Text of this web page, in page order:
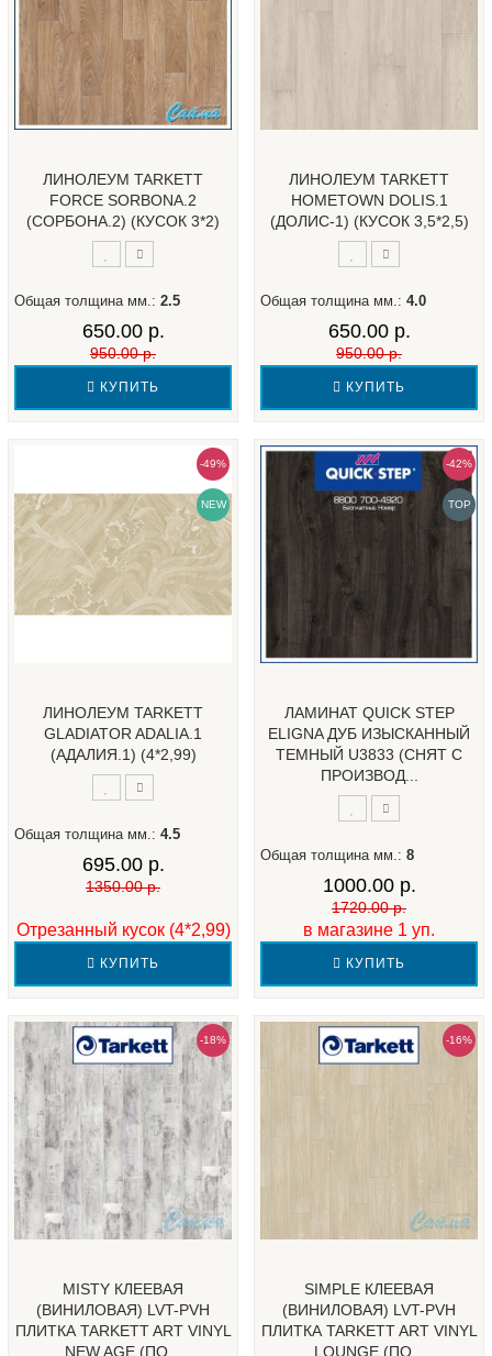
ЛИНОЛЕУМ TARKETT
FORCE SORBONA.2
(СОРБОНА.2) (КУСОК 3*2)
Общая толщина мм.: 2.5
650.00 р.
950.00 р.
КУПИТЬ
ЛИНОЛЕУМ TARKETT
HOMETOWN DOLIS.1
(ДОЛИС-1) (КУСОК 3,5*2,5)
Общая толщина мм.: 4.0
650.00 р.
950.00 р.
КУПИТЬ
-49%
NEW
ЛИНОЛЕУМ TARKETT
GLADIATOR ADALIA.1
(АДАЛИЯ.1) (4*2,99)
Общая толщина мм.: 4.5
695.00 р.
1350.00 р.
Отрезанный кусок (4*2,99)
КУПИТЬ
-42%
TOP
ЛАМИНАТ QUICK STEP
ELIGNA ДУБ ИЗЫСКАННЫЙ
ТЕМНЫЙ U3833 (СНЯТ С
ПРОИЗВОД...
Общая толщина мм.: 8
1000.00 р.
1720.00 р.
в магазине 1 уп.
КУПИТЬ
-18%
MISTY КЛЕЕВАЯ
(ВИНИЛОВАЯ) LVT-PVH
ПЛИТКА TARKETT ART VINYL
NEW AGE (ПО...
-16%
SIMPLE КЛЕЕВАЯ
(ВИНИЛОВАЯ) LVT-PVH
ПЛИТКА TARKETT ART VINYL
LOUNGE (ПО...